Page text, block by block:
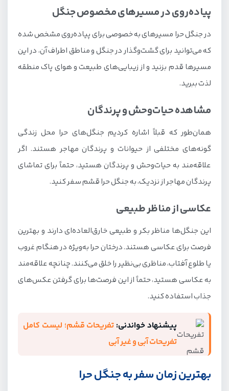
پیاده‌روی در مسیرهای مخصوص جنگل
در جنگل حرا مسیرهای به خصوصی برای پیاده‌روی مشخص شده
که می‌توانید برای گشت‌وگذار در جنگل و مناطق اطراف آن، در این
مسیرها قدم بزنید و از زیبایی‌های طبیعت و هوای پاک منطقه
لذت ببرید.
مشاهده حیات‌وحش و پرندگان
همان‌طور که قبلاً اشاره کردیم جنگل‌های حرا محل زندگی
گونه‌های مختلفی از حیوانات و پرندگان مهاجر هستند. اگر
علاقه‌مند به حیات‌وحش و پرندگان هستید، حتماً برای تماشای
پرندگان مهاجر از نزدیک، به جنگل حرا قشم سفر کنید.
عکاسی از مناظر طبیعی
این جنگل‌ها مناظر بکر و طبیعی خارق‌العاده‌ای دارند و بهترین
فرصت برای عکاسی هستند. درختان حرا به‌ویژه در هنگام غروب
یا طلوع آفتاب، مناظری بی‌نظیر را خلق می‌کنند. چنانچه علاقه‌مند
به عکاسی هستید، حتماً از این فرصت‌ها برای گرفتن عکس‌های
جذاب استفاده کنید.
پیشنهاد خواندنی: تفریحات قشم؛ لیست کامل
تفریحات آبی و غیر آبی
بهترین زمان سفر به جنگل حرا